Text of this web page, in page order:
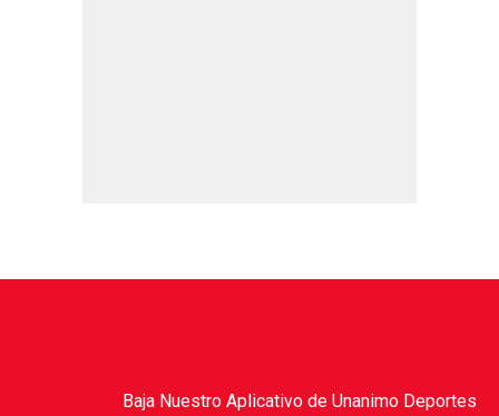
Baja Nuestro Aplicativo de Unanimo Deportes